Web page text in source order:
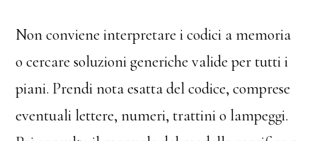
Non conviene interpretare i codici a memoria
o cercare soluzioni generiche valide per tutti i
piani. Prendi nota esatta del codice, comprese
eventuali lettere, numeri, trattini o lampeggi.